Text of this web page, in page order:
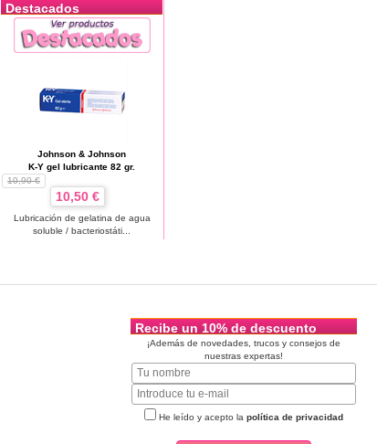
Destacados
Johnson & Johnson
K-Y gel lubricante 82 gr.
10,90 €
10,50 €
Lubricación de gelatina de agua
soluble / bacteriostáti...
Recibe un 10% de descuento
¡Además de novedades, trucos y consejos de
nuestras expertas!
He leído y acepto la política de privacidad